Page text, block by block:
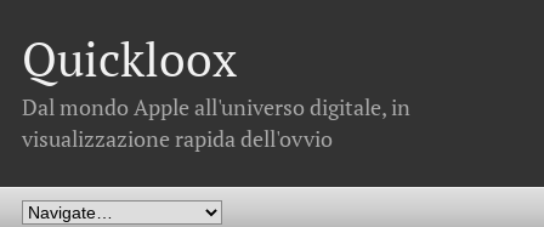
Quickloox
Dal mondo Apple all'universo digitale, in
visualizzazione rapida dell'ovvio